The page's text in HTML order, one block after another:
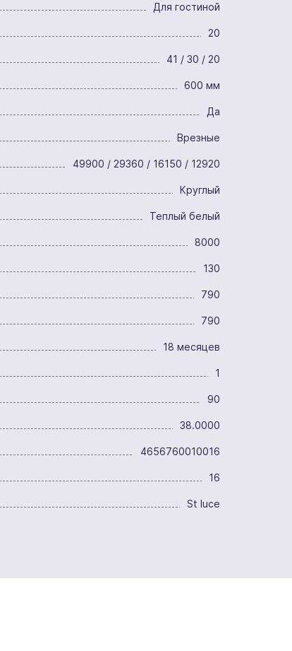
Для гостиной
20
41 / 30 / 20
600 мм
Да
Врезные
49900 / 29360 / 16150 / 12920
Круглый
Теплый белый
8000
130
790
790
18 месяцев
1
90
38.0000
4656760010016
16
St luce